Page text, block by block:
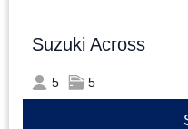
Suzuki Across
5 5